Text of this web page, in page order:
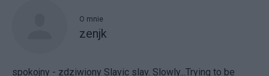
O mnie
zenjk
spokojny - zdziwiony Slavic slav. Slowly...Trying to be